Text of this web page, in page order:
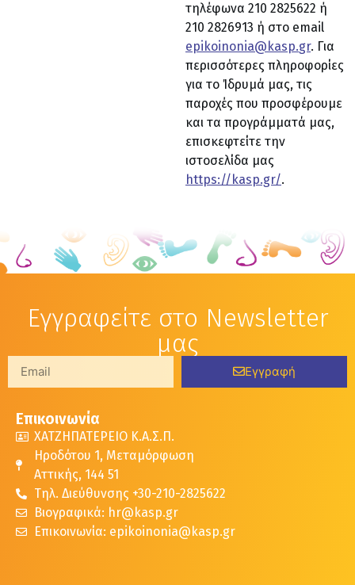
τηλέφωνα 210 2825622 ή
210 2826913 ή στο email
epikoinonia@ kasp.gr. Για
περισσότερες πληροφορίες
για το Ίδρυμά μας, τις
παροχές που προσφέρουμε
και τα προγράμματά μας,
επισκεφτείτε την
ιστοσελίδα μας
https://kasp.gr/.
Εγγραφείτε στο Newsletter
μας
Εγγραφή
Επικοινωνία
ΧΑΤΖΗΠΑΤΕΡΕΙΟ Κ.Α.Σ.Π.
Ηροδότου 1, Μεταμόρφωση
Αττικής, 144 51
Τηλ. Διεύθυνσης +30-210-2825622
Βιογραφικά: hr@kasp.gr
Επικοινωνία: epikoinonia@kasp.gr